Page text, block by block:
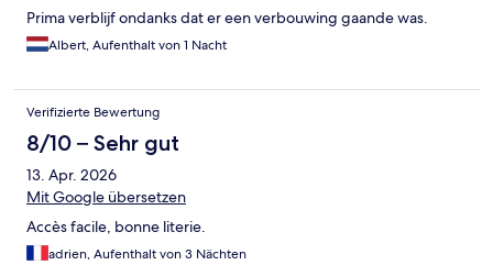
Prima verblijf ondanks dat er een verbouwing gaande was.
Albert, Aufenthalt von 1 Nacht
Verifizierte Bewertung
8/10 – Sehr gut
13. Apr. 2026
Mit Google übersetzen
Accès facile, bonne literie.
adrien, Aufenthalt von 3 Nächten